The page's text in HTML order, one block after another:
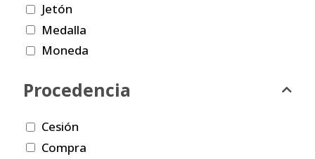
Jetón
Medalla
Moneda
Procedencia
Cesión
Compra